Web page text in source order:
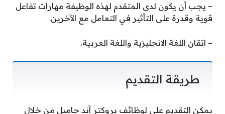
– يجب أن يكون لدى المتقدم لهذه الوظيفة مهارات تفاعل
قوية وقدرة على التأثير في التعامل مع الآخرين.
– اتقان اللغة الانجليزية واللغة العربية.
طريقة التقديم
يمكن التقديم على لوظائف بروكتر آند جامبل من خلال